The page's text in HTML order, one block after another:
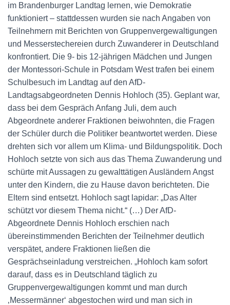
im Brandenburger Landtag lernen, wie Demokratie
funktioniert – stattdessen wurden sie nach Angaben von
Teilnehmern mit Berichten von Gruppenvergewaltigungen
und Messerstechereien durch Zuwanderer in Deutschland
konfrontiert. Die 9- bis 12-jährigen Mädchen und Jungen
der Montessori-Schule in Potsdam West trafen bei einem
Schulbesuch im Landtag auf den AfD-
Landtagsabgeordneten Dennis Hohloch (35). Geplant war,
dass bei dem Gespräch Anfang Juli, dem auch
Abgeordnete anderer Fraktionen beiwohnten, die Fragen
der Schüler durch die Politiker beantwortet werden. Diese
drehten sich vor allem um Klima- und Bildungspolitik. Doch
Hohloch setzte von sich aus das Thema Zuwanderung und
schürte mit Aussagen zu gewalttätigen Ausländern Angst
unter den Kindern, die zu Hause davon berichteten. Die
Eltern sind entsetzt. Hohloch sagt lapidar: „Das Alter
schützt vor diesem Thema nicht.“ (…) Der AfD-
Abgeordnete Dennis Hohloch erschien nach
übereinstimmenden Berichten der Teilnehmer deutlich
verspätet, andere Fraktionen ließen die
Gesprächseinladung verstreichen. „Hohloch kam sofort
darauf, dass es in Deutschland täglich zu
Gruppenvergewaltigungen kommt und man durch
‚Messermänner‘ abgestochen wird und man sich in